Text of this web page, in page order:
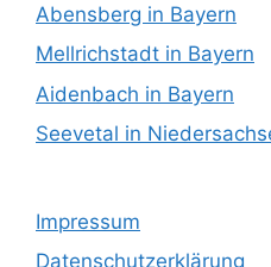
Abensberg in Bayern
Mellrichstadt in Bayern
Aidenbach in Bayern
Seevetal in
Impressum
Datenschutzerklärung